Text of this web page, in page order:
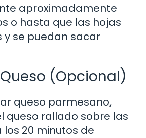
aproximadamente
o hasta que las hojas
y se puedan sacar
(Opcional)
queso parmesano,
queso rallado sobre las
20 minutos de